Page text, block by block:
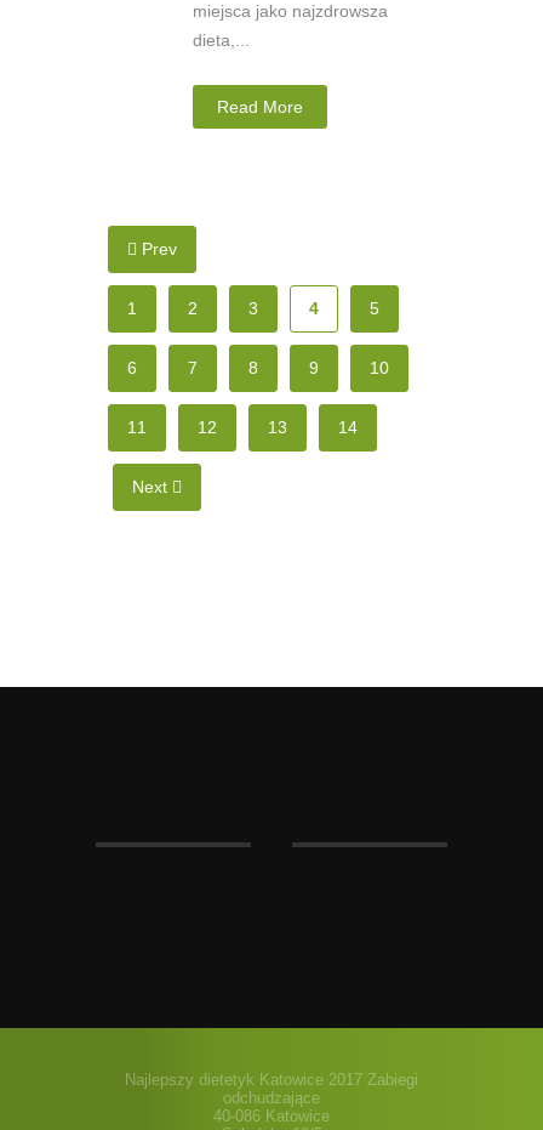
miejsca jako najzdrowsza
dieta,...
Read More
Prev
1 2 3 4 5
6 7 8 9 10
11 12 13 14
Next
Najlepszy dietetyk Katowice 2017 Zabiegi
odchudzające
40-086 Katowice